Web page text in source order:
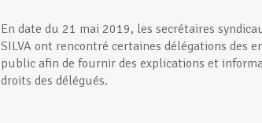
En date du 21 mai 2019, les secrétaires
SILVA ont rencontré certaines délégations des
public afin de fournir des explications et
droits des délégués.